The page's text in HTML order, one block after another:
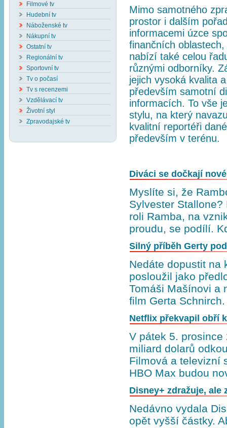
Filmové tv
Hudební tv
Náboženské tv
Nákupní tv
Ostatní tv
Regionální tv
Sportovní tv
Tv o počasí
Tv s recenzemi
Vzdělávací tv
Životní styl
Zpravodajské tv
Mimo samotného
prostor i dalším
informacemi úzce
finančních
nabízí také celou
různými odborníky.
jejich vysoká kvalita
především samotní
informacích. To vše
stylu, na který
kvalitní reportéři
především v terénu.
Diváci se dočkají
Myslíte si, že
Sylvester
roli Ramba, na
proudu, se podílí.
Silný příběh Gerty
Nedáte dopustit na
posloužil jako
Tomáši Mašínovi a
film Gerta
Netflix překvapil obří
V pátek 5.
miliard dolarů
Filmová a televizní
HBO Max budou
Disney+ zdražuje, ale
Nedávno vydala
opět vyšší částky.